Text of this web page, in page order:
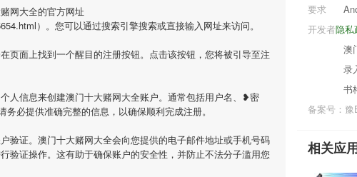
网大全的官方网址
）。您可以通过搜索引擎搜索或直接输入网址来访问。
页面上找到一个醒目的注册按钮。点击该按钮，您将被引导至注
人信息来创建澳门十大赌网大全账户。通常包括用户名、❥密
必提供准确完整的信息，以确保顺利完成注册。
验证。澳门十大赌网大全会向您提供的电子邮件地址或手机号码
验证操作。这有助于确保账户的安全性，并防止不法分子滥用您
要求
隐私
开发者
澳
录
书
备案号：豫
相关应